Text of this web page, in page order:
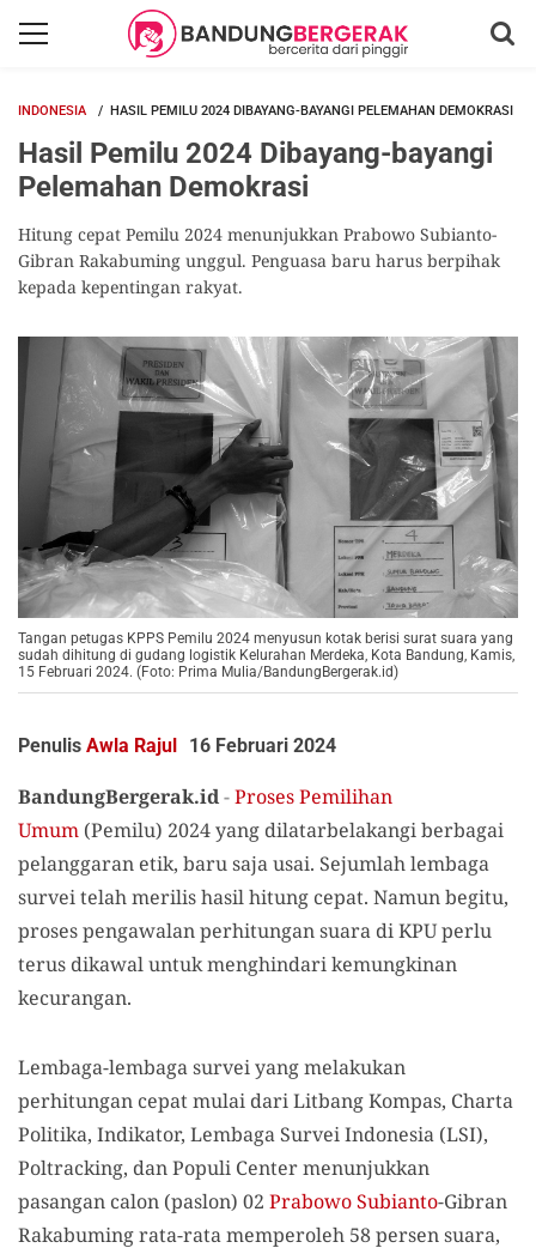
INDONESIA HASIL PEMILU 2024 DIBAYANG-BAYANGI PELEMAHAN DEMOKRASI
Hasil Pemilu 2024 Dibayang-bayangi
Pelemahan Demokrasi
Hitung cepat Pemilu 2024 menunjukkan Prabowo Subianto-
Gibran Rakabuming unggul. Penguasa baru harus berpihak
kepada kepentingan rakyat.
Tangan petugas KPPS Pemilu 2024 menyusun kotak berisi surat suara yang
sudah dihitung di gudang logistik Kelurahan Merdeka, Kota Bandung, Kamis,
15 Februari 2024. (Foto: Prima Mulia/BandungBergerak.id)
Penulis Awla Rajul 16 Februari 2024
BandungBergerak.id-Proses Pemilihan
Umum (Pemilu) 2024 yang dilatarbelakangi berbagai
pelanggaran etik, baru saja usai. Sejumlah lembaga
survei telah merilis hasil hitung cepat. Namun begitu,
proses pengawalan perhitungan suara di KPU perlu
terus dikawal untuk menghindari kemungkinan
kecurangan.
Lembaga-lembaga survei yang melakukan
perhitungan cepat mulai dari Litbang Kompas, Charta
Politika, Indikator, Lembaga Survei Indonesia (LSI),
Poltracking, dan Populi Center menunjukkan
pasangan calon (paslon) 02 Prabowo Subianto-Gibran
Rakabuming rata-rata memperoleh 58 persen suara,